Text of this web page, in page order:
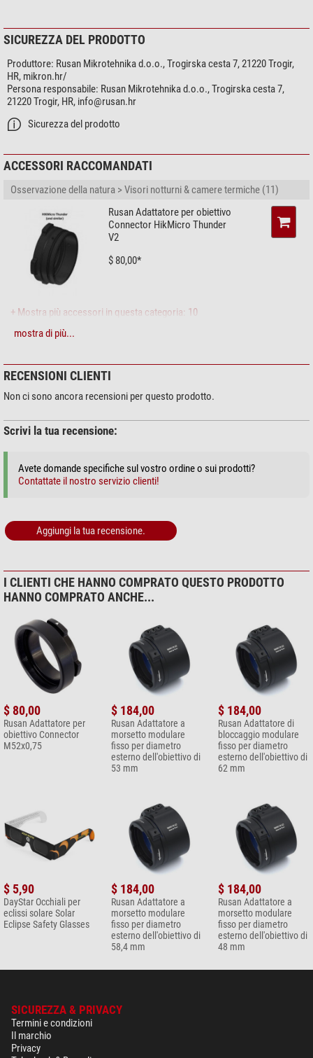
Il collegamento sul lato del cannocchiale è indicato nella descrizione
dell'articolo o nelle specifiche tecniche.
Stefan Rieger
SICUREZZA DEL PRODOTTO
Produttore: Rusan Mikrotehnika d.o.o., Trogirska cesta 7, 21220 Trogir,
HR, mikron.hr/
Persona responsabile: Rusan Mikrotehnika d.o.o., Trogirska cesta 7,
21220 Trogir, HR, info@rusan.hr
Sicurezza del prodotto
ACCESSORI RACCOMANDATI
Osservazione della natura > Visori notturni & camere termiche (11)
Rusan Adattatore per obiettivo
Connector HikMicro Thunder
V2
$ 80,00*
+ Mostra più accessori in questa categoria: 10
Osservazione solare > Filtri solari (3)
Safe Easy Cam Filter
$ 6,90*
Cura & Pulizia > Liquidi e kit per pulizia (4)
$ 1,90*
+ Mostra più accessori in questa categoria: 3
Cura & Pulizia > Altro (2)
Omegon Panno in microfibra
20cm x 20cm
+ Mostra più accessori in questa categoria: 1
Tutti i prezzi includono IVA e costi di spedizione.
mostra di più...
RECENSIONI CLIENTI
Non ci sono ancora recensioni per questo prodotto.
Scrivi la tua recensione:
Avete domande specifiche sul vostro ordine o sui prodotti?
Contattate il nostro servizio clienti!
Aggiungi la tua recensione.
I CLIENTI CHE HANNO COMPRATO QUESTO PRODOTTO
HANNO COMPRATO ANCHE...
$ 80,00
Rusan Adattatore per
obiettivo Connector
M52x0,75
$ 184,00
Rusan Adattatore a
morsetto modulare
fisso per diametro
esterno dell'obiettivo di
53 mm
$ 184,00
Rusan Adattatore di
bloccaggio modulare
fisso per diametro
esterno dell'obiettivo di
62 mm
$ 5,90
DayStar Occhiali per
eclissi solare Solar
Eclipse Safety Glasses
$ 184,00
Rusan Adattatore a
morsetto modulare
fisso per diametro
esterno dell'obiettivo di
58,4 mm
$ 184,00
Rusan Adattatore a
morsetto modulare
fisso per diametro
esterno dell'obiettivo di
48 mm
SICUREZZA & PRIVACY
Termini e condizioni
Il marchio
Privacy